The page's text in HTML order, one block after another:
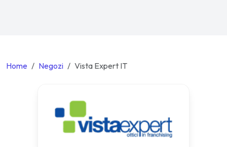
Home Negozi Vista Expert IT